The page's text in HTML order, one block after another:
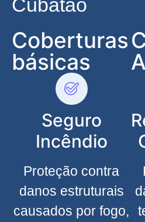
Coberturas
básicas
Seguro
Incêndio
Proteção contra
danos estruturais
causados por fogo,